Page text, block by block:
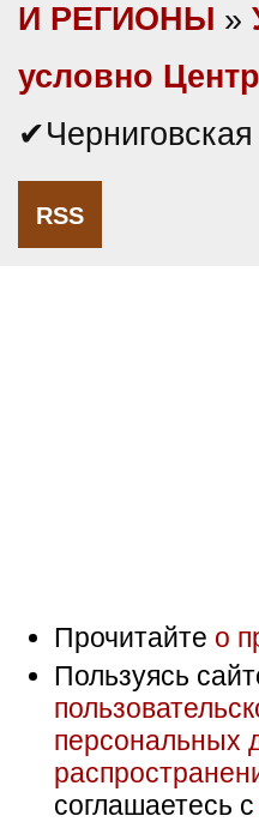
И РЕГИОНЫ »
условно Центр
RSS
Прочитайте о
Пользуясь
персональных
соглашаетесь с